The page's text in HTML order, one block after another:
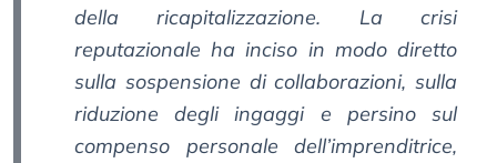
della ricapitalizzazione. La crisi
reputazionale ha inciso in modo diretto
sulla sospensione di collaborazioni, sulla
riduzione degli ingaggi e persino sul
compenso personale dell’imprenditrice,